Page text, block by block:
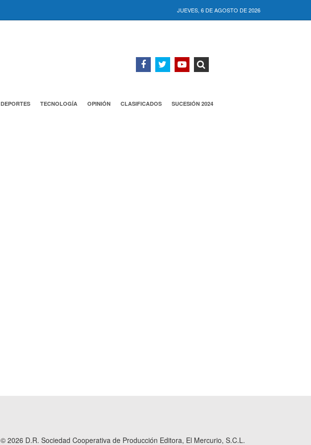
JUEVES, 6 DE AGOSTO DE 2026
DEPORTES TECNOLOGÍA OPINIÓN CLASIFICADOS SUCESIÓN 2024
© 2026 D.R. Sociedad Cooperativa de Producción Editora, El Mercurio, S.C.L.